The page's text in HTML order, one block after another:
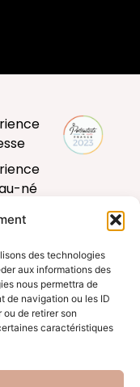
des technologies
aux informations des
nous permettra de
de navigation ou les ID
de retirer son
caractéristiques
né